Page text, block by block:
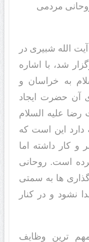
مردمی
الله شبیری در
شد، با اشاره
به خراسان و
آن حضرت ایجاد
علیه السلام
دارد این است که
و کار داشته اما
است. روحانی
ها به سمتی
نشود و در کنار
ترین وظایف